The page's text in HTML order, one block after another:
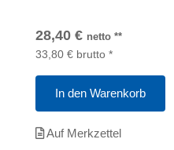
28,40 € netto **
33,80 € brutto *
In den Warenkorb
Auf Merkzettel